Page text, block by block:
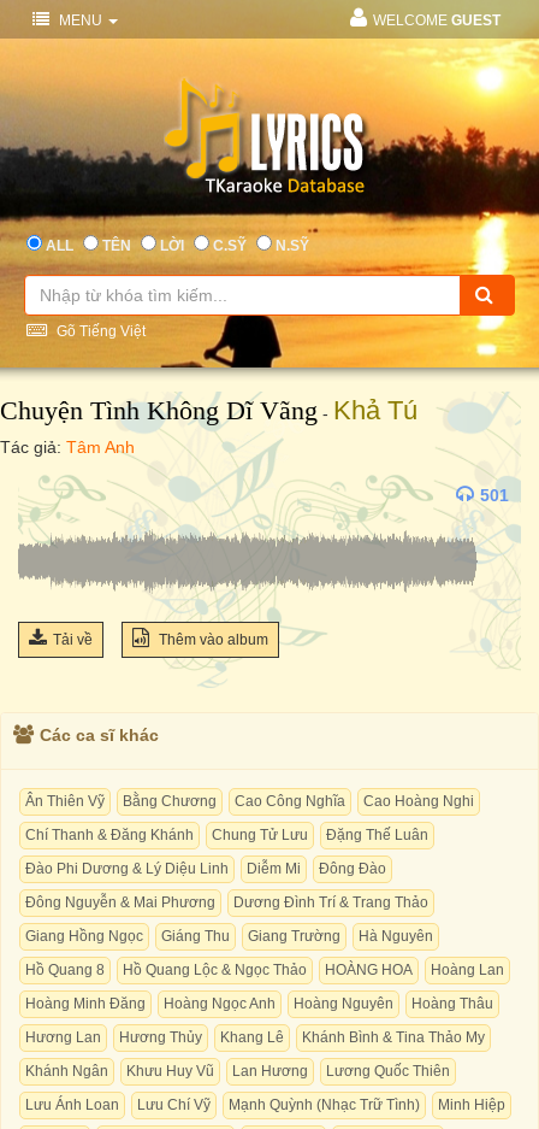
MENU WELCOME GUEST
ALL TÊN LỜI C.SỸ N.SỸ
Gõ Tiếng Việt
Chuyện Tình Không Dĩ Vãng - Khả Tú
Tác giả: Tâm Anh
501
Tải về Thêm vào album
Các ca sĩ khác
Ân Thiên Vỹ Bằng Chương Cao Công Nghĩa
Cao Hoàng Nghi
Chí Thanh & Đăng Khánh
Chung Tử Lưu
Đặng Thế Luân
Đào Phi Dương & Lý Diệu Linh
Diễm Mi
Đông Đào
Đông Nguyễn & Mai Phương
Dương Đình Trí & Trang Thảo
Giang Hồng Ngọc
Giáng Thu Giang Trường
Hà Nguyên
Hồ Quang 8
Hồ Quang Lộc & Ngọc Thảo HOÀNG HOA
Hoàng Lan
Hoàng Minh Đăng
Hoàng Ngọc Anh Hoàng Nguyên
Hoàng Thâu
Hương Lan
Hương Thủy Khang Lê
Khánh Bình & Tina Thảo My
Khánh Ngân
Khưu Huy Vũ Lan Hương
Lương Quốc Thiên
Lưu Ánh Loan
Lưu Chí Vỹ Mạnh Quỳnh (Nhạc Trữ Tình)
Minh Hiệp